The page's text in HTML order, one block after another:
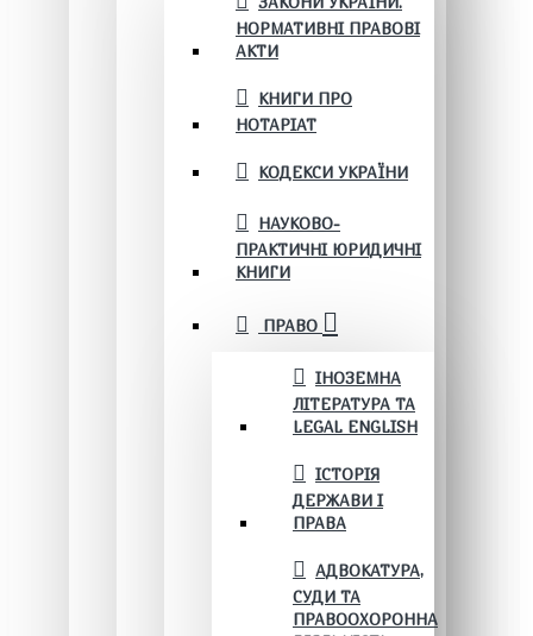
НОРМАТИВНІ ПРАВОВІ
АКТИ
КНИГИ ПРО
НОТАРІАТ
КОДЕКСИ УКРАЇНИ
НАУКОВО-
ПРАКТИЧНІ ЮРИДИЧНІ
КНИГИ
ПРАВО
ІНОЗЕМНА
ЛІТЕРАТУРА ТА
LEGAL ENGLISH
ІСТОРІЯ
ДЕРЖАВИ І
ПРАВА
АДВОКАТУРА,
СУДИ ТА
ПРАВООХОРОННА